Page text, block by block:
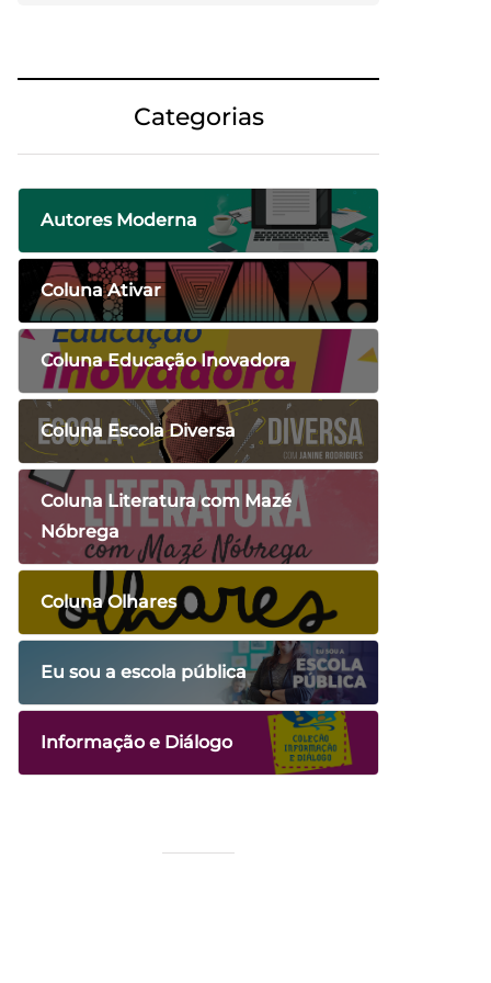
Categorias
Autores Moderna
Coluna Ativar
Coluna Educação Inovadora
Coluna Escola Diversa
Coluna Literatura com Mazé
Nóbrega
Coluna Olhares
Eu sou a escola pública
Informação e Diálogo